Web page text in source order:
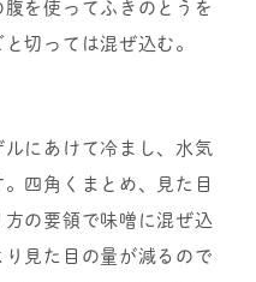
を使ってふきのとうを
切っては混ぜ込む。
にあけて冷まし、水気
四角くまとめ、見た目
の要領で味噌に混ぜ込
見た目の量が減るので